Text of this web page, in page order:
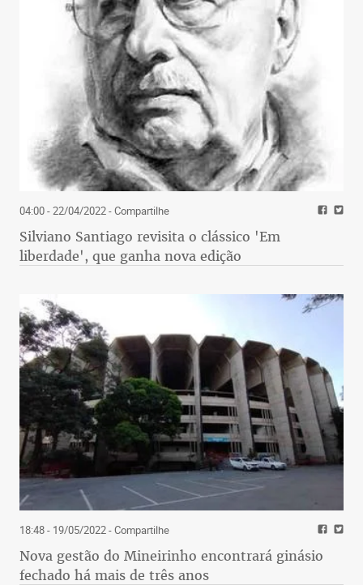
04:00 - 22/04/2022- Compartilhe
Silviano Santiago revisita o clássico 'Em
liberdade', que ganha nova edição
18:48 - 19/05/2022- Compartilhe
Nova gestão do Mineirinho encontrará ginásio
fechado há mais de três anos